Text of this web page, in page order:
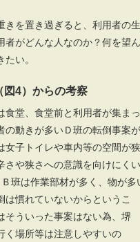
を置き過ぎると、利用者の
者がどんな人なのか？何を望
い。
図4）からの考察
食堂、食堂前と利用者が集ま
動きが多いＤ班の転倒事案
女子トイレや車内等の空間が
さや狭さへの意識を向けにく
班は作業部材が多く、物が多
慣れていないからというこ
そういった事案はない為、堺
く場所等は注意しやすいの